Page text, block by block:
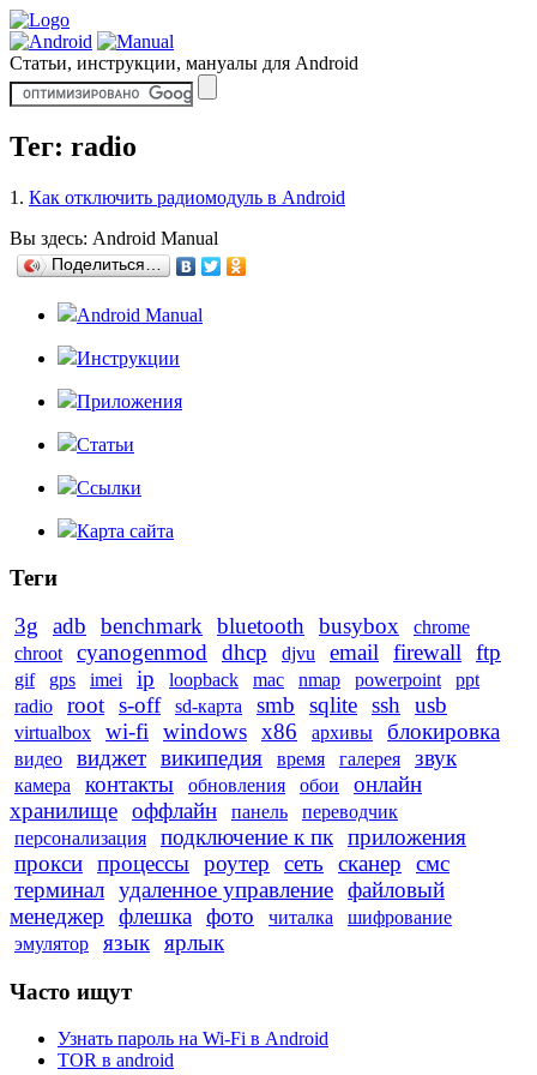
Статьи, инструкции, мануалы для Android
Тег: radio
1. Как отключить радиомодуль в Android
Вы здесь: Android Manual
Поделиться…
Android Manual
Инструкции
Приложения
Статьи
Ссылки
Карта сайта
Теги
3g
adb benchmark bluetooth busybox
chrome
chroot
cyanogenmod dhcp djvu email firewall ftp
gif gps imei ip loopback mac nmap powerpoint
ppt
radio
root s-off sd-карта smb sqlite ssh usb
virtualbox wi-fi windows x86 архивы блокировка
видео виджет википедия время галерея звук
камера контакты обновления обои
онлайн
хранилище оффлайн панель
переводчик
персонализация
подключение к пк приложения
прокси процессы роутер сеть сканер
смс
терминал удаленное управление файловый
менеджер
флешка фото читалка
шифрование
эмулятор
язык ярлык
Часто ищут
Узнать пароль на Wi-Fi в Android
TOR в android